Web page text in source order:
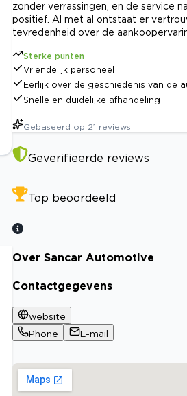
zonder verrassingen, en de service
positief. Al met al ontstaat er
tevredenheid over de
Sterke punten
Vriendelijk personeel
Eerlijk over de geschiedenis van de
Snelle en duidelijke afhandeling
Gebaseerd op 21 reviews
Geverifieerde reviews
Top beoordeeld
Over Sancar Automotive
Contactgegevens
website
Phone
E-mail